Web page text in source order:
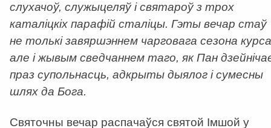
слухачоў, служыцеляў і святароў з трох
каталіцкіх парафій сталіцы. Гэты вечар стаў
не толькі завяршэннем чарговага сезона
але і жывым сведчаннем таго, як Пан
праз супольнасць, адкрыты дыялог і сумесны
шлях да Бога.
Святочны вечар распачаўся святой Імшой у